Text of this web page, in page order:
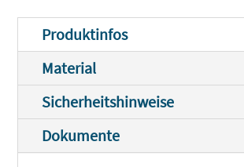
Produktinfos
Material
Sicherheitshinweise
Dokumente